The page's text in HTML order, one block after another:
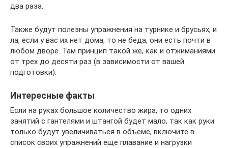
два раза.
Также будут полезны упражнения на турнике и брусьях, и
ла, если у вас их нет дома, то не беда, они есть почти в
любом дворе. Там принцип такой же, как и отжиманиями
от трех до десяти раз (в зависимости от вашей
подготовки).
Интересные факты
Если на руках большое количество жира, то одних
занятий с гантелями и штангой будет мало, так как руки
только будут увеличиваться в объеме, включите в
список своих упражнений еще плавание и нагрузки